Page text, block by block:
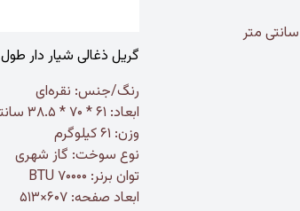
گریل ذغالی شیار دار طول ۶۰ آریا
رنگ/جنس: نقره‌ای
ابعاد: ۶۱ * ۷۰ * ۳۸.۵ سانتی متر
وزن: ۶۱ کیلوگرم
نوع سوخت: گاز شهری
توان برنر: ۷۰۰۰۰ BTU
ابعاد صفحه: ۶۰۷×۵۱۳